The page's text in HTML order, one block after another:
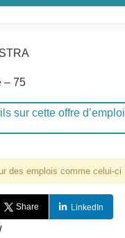
– 75
sur cette offre d’emploi
des emplois comme celui-ci
Share LinkedIn